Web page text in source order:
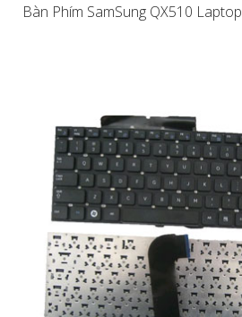
Bàn Phím SamSung QX510 Laptop